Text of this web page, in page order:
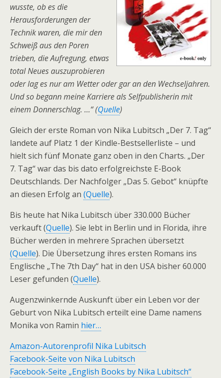
wusste, ob es die
Herausforderungen der
Technik waren, die mir den
Schweiß aus den Poren
trieben, die Aufregung, etwas
total Neues auszuprobieren
oder lag es nur am Wetter oder gar an den Wechseljahren.
Und so begann meine Karriere als Selfpublisherin mit
einem Donnerschlag. …“ (Quelle)
Gleich der erste Roman von Nika Lubitsch „Der 7. Tag“
landete auf Platz 1 der Kindle-Bestsellerliste – und
hielt sich fünf Monate ganz oben in den Charts. „Der
7. Tag“ war das bis dato erfolgreichste E-Book
Deutschlands. Der Nachfolger „Das 5. Gebot“ knüpfte
an diesen Erfolg an (Quelle).
Bis heute hat Nika Lubitsch über 330.000 Bücher
verkauft (Quelle). Sie lebt in Berlin und in Florida, ihre
Bücher werden in mehrere Sprachen übersetzt
(Quelle). Die Übersetzung ihres ersten Romans ins
Englische „The 7th Day“ hat in den USA bisher 60.000
Leser gefunden (Quelle).
Augenzwinkernde Auskunft über ein Leben vor der
Geburt von Nika Lubitsch erteilt eine Dame namens
Monika von Ramin hier…
Amazon-Autorenprofil Nika Lubitsch
Facebook-Seite von Nika Lubitsch
Facebook-Seite „English Books by Nika Lubitsch“